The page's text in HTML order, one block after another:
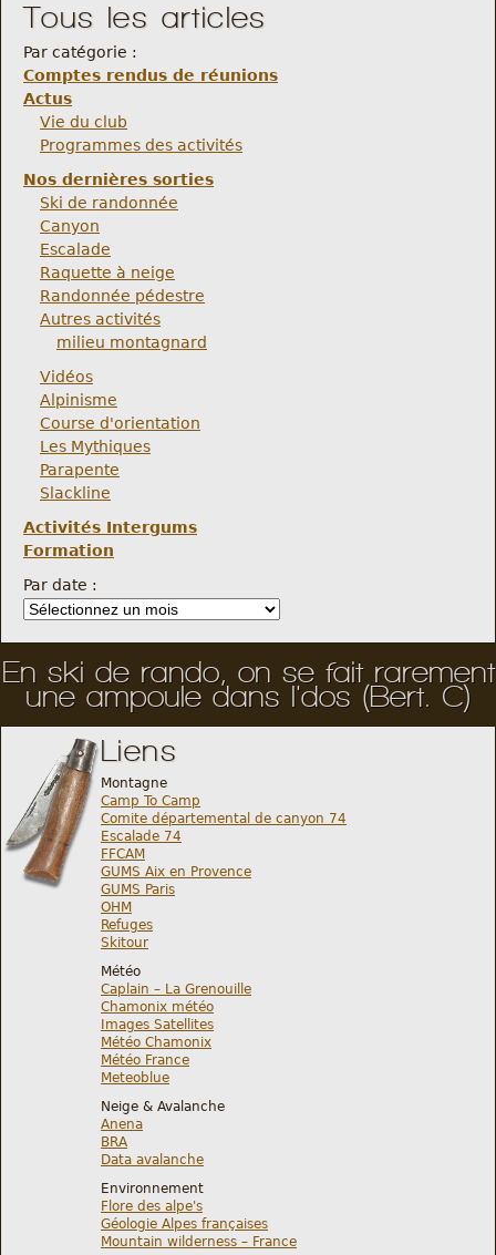
Tous les articles
Par catégorie :
Comptes rendus de réunions
Actus
Vie du club
Programmes des activités
Nos dernières sorties
Ski de randonnée
Canyon
Escalade
Raquette à neige
Randonnée pédestre
Autres activités
milieu montagnard
Vidéos
Alpinisme
Course d'orientation
Les Mythiques
Parapente
Slackline
Activités Intergums
Formation
Par date :
En ski de rando, on se fait rarement
une ampoule dans l'dos (Bert. C)
Liens
Montagne
Camp To Camp
Comite départemental de canyon 74
Escalade 74
FFCAM
GUMS Aix en Provence
GUMS Paris
OHM
Refuges
Skitour
Météo
Caplain – La Grenouille
Chamonix météo
Images Satellites
Météo Chamonix
Météo France
Meteoblue
Neige & Avalanche
Anena
BRA
Data avalanche
Environnement
Flore des alpe's
Géologie Alpes françaises
Mountain wilderness – France